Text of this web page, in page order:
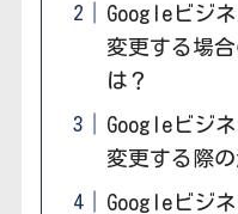
Googleビジ
変更する場
は？
Googleビジ
変更する際
Googleビジ